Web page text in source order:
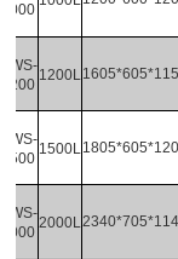
1000
1200
1200L
1500
1500L
2000
2000L